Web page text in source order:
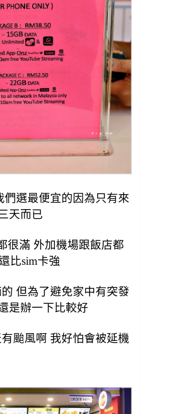
們選最便宜的因為只有來
天而已
很滿 外加機場跟飯店都
比sim卡強
但為了避免家中有突發
是辦一下比較好
颱風啊 我好怕會被延機